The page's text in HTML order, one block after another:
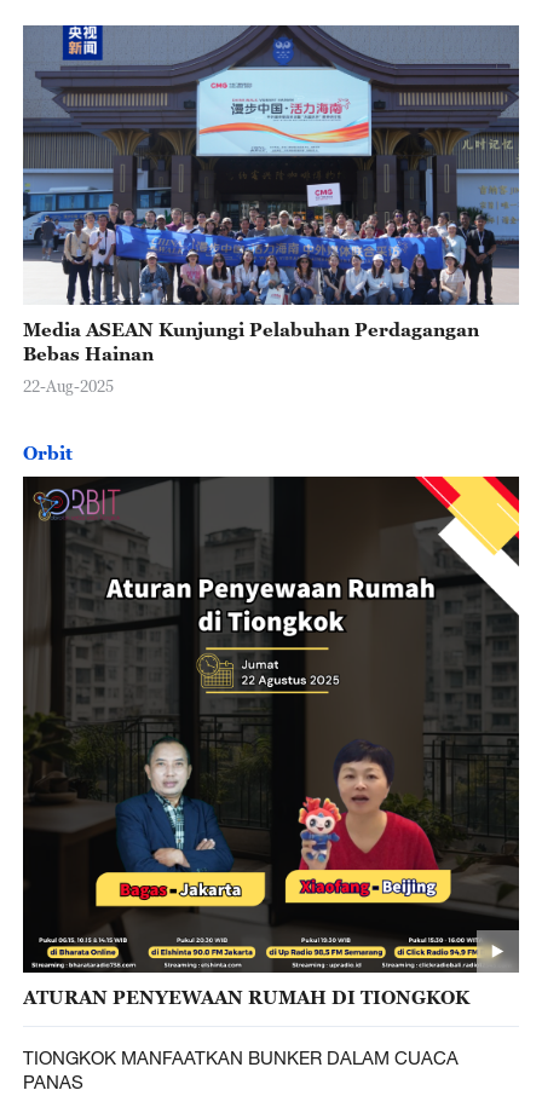
Media ASEAN Kunjungi Pelabuhan Perdagangan
Bebas Hainan
22-Aug-2025
Orbit
ATURAN PENYEWAAN RUMAH DI TIONGKOK
TIONGKOK MANFAATKAN BUNKER DALAM CUACA
PANAS